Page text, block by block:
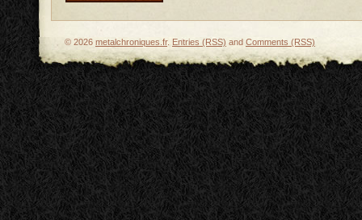
© 2026 metalchroniques.fr. Entries (RSS) and Comments (RSS)